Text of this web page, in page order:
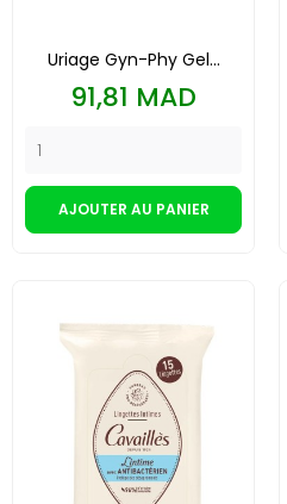
Uriage Gyn-Phy Gel...
Prix
91,81 MAD
AJOUTER AU PANIER